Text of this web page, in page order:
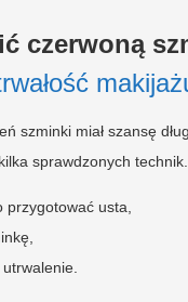
czerwoną
szminki miał szansę
sprawdzonych
przygotować usta,